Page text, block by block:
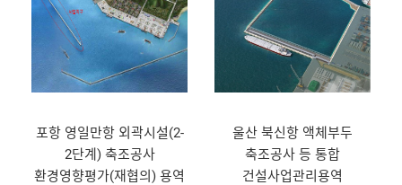
포항 영일만항 외곽시설(2-
2단계) 축조공사
환경영향평가(재협의) 용역
울산 북신항 액체부두
축조공사 등 통합
건설사업관리용역